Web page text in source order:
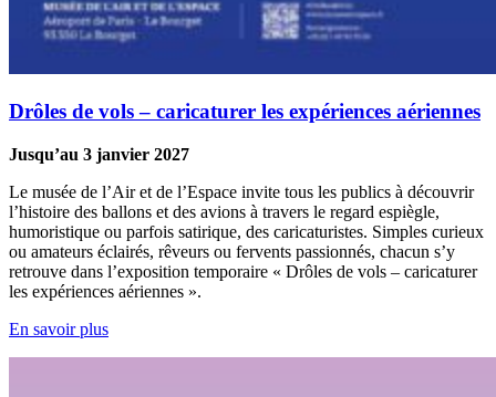
Drôles de vols – caricaturer les expériences aériennes
Jusqu’au 3 janvier 2027
Le musée de l’Air et de l’Espace invite tous les publics à découvrir
l’histoire des ballons et des avions à travers le regard espiègle,
humoristique ou parfois satirique, des caricaturistes. Simples curieux
ou amateurs éclairés, rêveurs ou fervents passionnés, chacun s’y
retrouve dans l’exposition temporaire « Drôles de vols – caricaturer
les expériences aériennes ».
En savoir plus